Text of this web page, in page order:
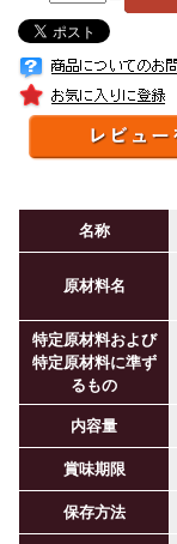
名称
原材料名
特定原材料および
特定原材料に準ず
るもの
内容量
賞味期限
保存方法